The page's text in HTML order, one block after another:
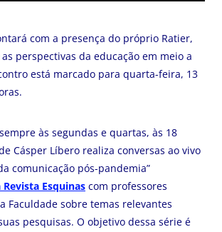
com a presença do próprio Ratier,
perspectivas da educação em meio a
está marcado para quarta-feira, 13
às segundas e quartas, às 18
Cásper Líbero realiza conversas ao vivo
comunicação pós-pandemia”
Esquinas com professores
Faculdade sobre temas relevantes
pesquisas. O objetivo dessa série é